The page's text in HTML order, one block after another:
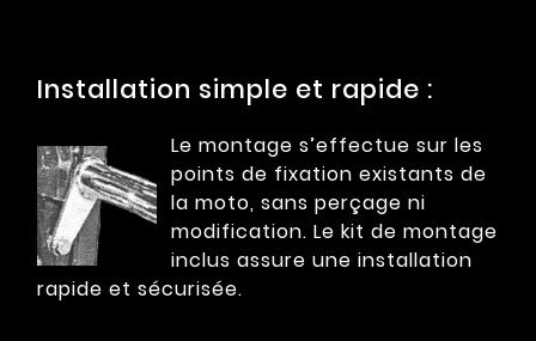
Installation simple et rapide :
Le montage s’effectue sur les
points de fixation existants de
la moto, sans perçage ni
modification. Le kit de montage
inclus assure une installation
rapide et sécurisée.